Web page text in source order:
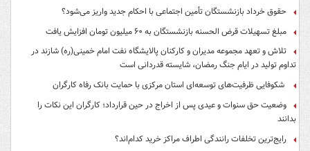
حقوق خرداد بازنشستگان تأمین اجتماعی با احکام جدید واریز می‌شود؟
مبلغ تسهیلات قرض الحسنه بازنشستگان به ۶۰ میلیون تومان افزایش یافت
تلاش و تعهد مجموعه مدیران و کارکنان پالایشگاه نفت امام خمینی(ره) شازند در
تداوم تولید در ایام جنگ رمضان، شایسته قدردانی است
شکوفایی ظرفیت‌های توسعه‌ای استان مرکزی با حمایت بانک رفاه کارگران
وضعیت حق سنوات و عیدی پس از اخراج در حین قرارداد؛ کارگران این نکات را
بدانند
رایج‌ترین تخلفات رانندگی اطراف مراکز خرید کدام‌اند؟